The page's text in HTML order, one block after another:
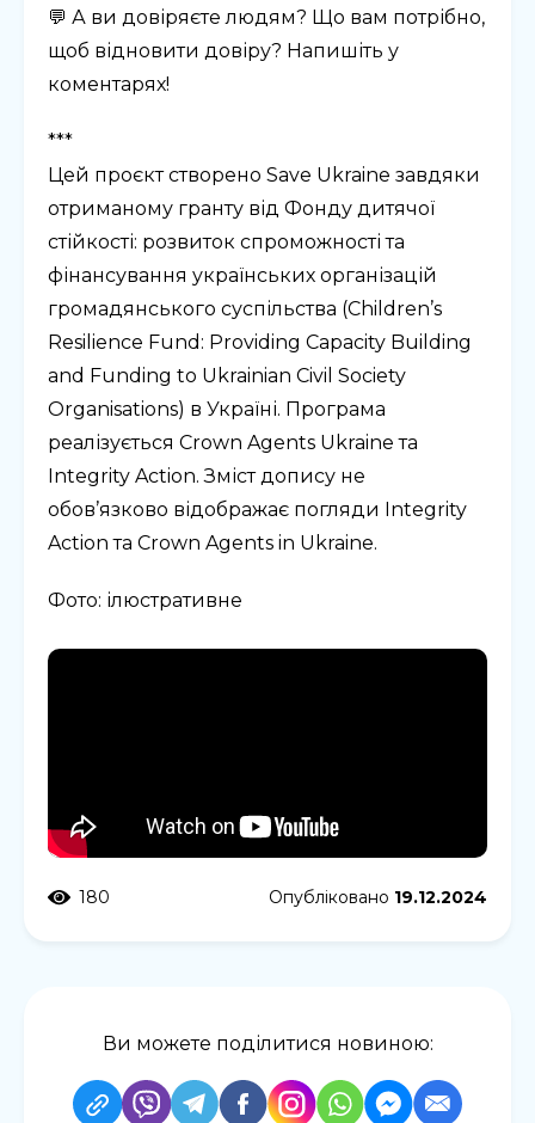
💬 А ви довіряєте людям? Що вам потрібно,
щоб відновити довіру? Напишіть у
коментарях!
***
Цей проєкт створено Save Ukraine завдяки
отриманому гранту від Фонду дитячої
стійкості: розвиток спроможності та
фінансування українських організацій
громадянського суспільства (Children’s
Resilience Fund: Providing Capacity Building
and Funding to Ukrainian Civil Society
Organisations) в Україні. Програма
реалізується Crown Agents Ukraine та
Integrity Action. Зміст допису не
обов’язково відображає погляди Integrity
Action та Crown Agents in Ukraine.
Фото: ілюстративне
180 Опубліковано 19.12.2024
Ви можете поділитися новиною: